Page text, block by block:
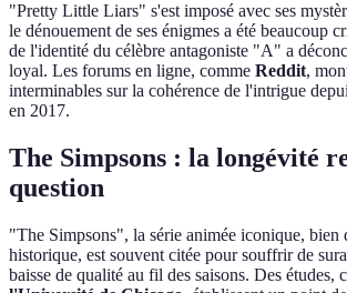
"Pretty Little Liars" s'est imposé avec ses
le dénouement de ses énigmes a été beaucoup
de l'identité du célèbre antagoniste "A" a
loyal. Les forums en ligne, comme Reddit,
interminables sur la cohérence de l'intrigue
en 2017.
The Simpsons : la longévité
question
"The Simpsons", la série animée iconique, bien
historique, est souvent citée pour souffrir de
baisse de qualité au fil des saisons. Des études,